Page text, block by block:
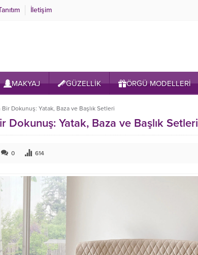
İletişim
MAKYAJ GÜZELLİK ÖRGÜ MODELLERİ
Bir Dokunuş: Yatak, Baza ve Başlık Setleri
Dokunuş: Yatak, Baza ve Başlık Setleri
0 614